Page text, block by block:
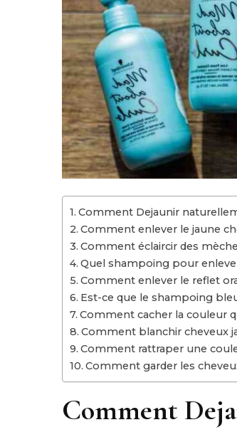
Comment Dejaunir
Comment enlever le jaune
Comment éclaircir des
Quel shampoing pour
Comment enlever le reflet
Est-ce que le shampoing
Comment cacher la couleur
Comment blanchir cheveux
Comment rattraper une
Comment garder les
Comment